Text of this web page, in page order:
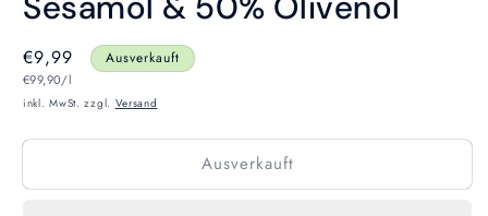
Normaler
Preis
€9,99
Grundpreis
€99,90/l
Ausverkauft
inkl. MwSt. zzgl. Versand
Ausverkauft